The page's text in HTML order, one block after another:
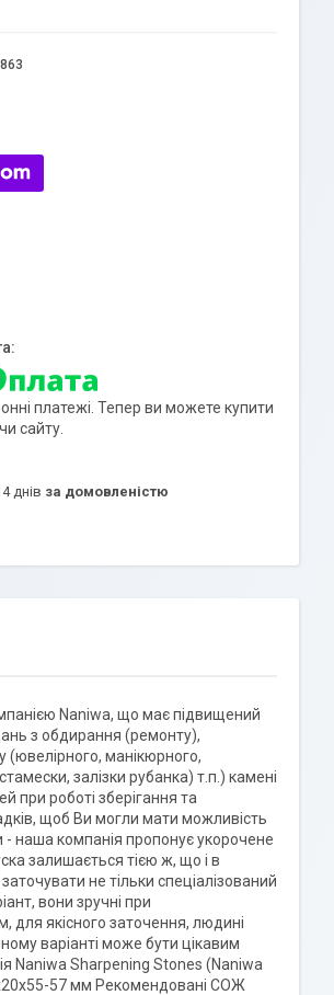
платежі. Тепер ви можете купити
сайту.
днів за домовленістю
Naniwa, що має підвищений
з обдирання (ремонту),
(ювелірного, манікюрного,
залізки рубанка) т.п.) камені
при роботі зберігання та
щоб Ви могли мати можливість
- наша компанія пропонує укорочене
залишається тією ж, що і в
не тільки спеціалізований
вони зручні при
для якісного заточення, людині
варіанті може бути цікавим
Naniwa Sharpening Stones (Naniwa
57 мм Рекомендовані СОЖ